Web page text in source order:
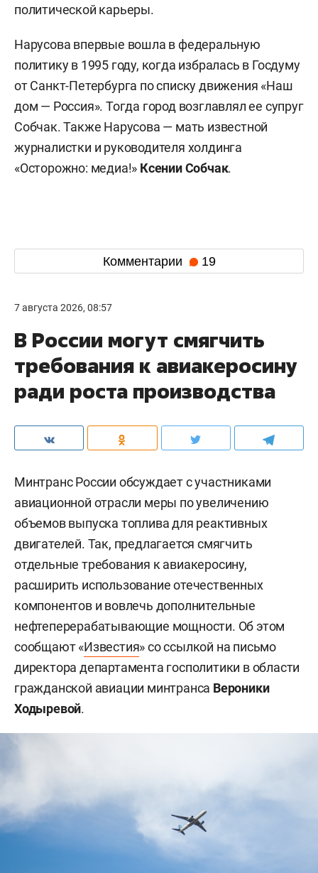
политической карьеры.
Нарусова впервые вошла в федеральную
политику в 1995 году, когда избралась в Госдуму
от Санкт-Петербурга по списку движения «Наш
дом — Россия». Тогда город возглавлял ее супруг
Собчак. Также Нарусова — мать известной
журналистки и руководителя холдинга
«Осторожно: медиа!» Ксении Собчак.
Комментарии 19
7 августа 2026, 08:57
В России могут смягчить
требования к авиакеросину
ради роста производства
Минтранс России обсуждает с участниками
авиационной отрасли меры по увеличению
объемов выпуска топлива для реактивных
двигателей. Так, предлагается смягчить
отдельные требования к авиакеросину,
расширить использование отечественных
компонентов и вовлечь дополнительные
нефтеперерабатывающие мощности. Об этом
сообщают «Известия» со ссылкой на письмо
директора департамента госполитики в области
гражданской авиации минтранса Вероники
Ходыревой.